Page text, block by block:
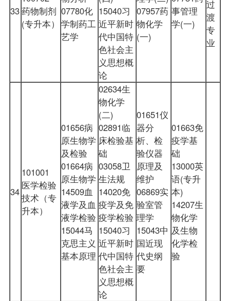
33药物制剂
(专升本）
07780化
学制药工
艺学
15040习
近平新时
代中国特
色社会主
义思想概
论
07957药
物化学
(一)
事管理
学(一)
过
渡
专
业
34
101001
医学检验
技术（专
升本）
01656病
原生物学
及检验
01664病
原生物学
14509血
液学及血
液学检验
15044马
克思主义
基本原理
02634生
物化学
(二)
02891临
床检验基
础
03058卫
生法规
14020免
疫学及免
疫学检验
15040习
近平新时
代中国特
色社会主
义思想概
论
01651仪
器分
析、检
验仪器
原理及
维护
06869实
验室管
理学
15043中
国近现
代史纲
要
01663免
疫学基
础
13000英
语(专升
本)
14207生
物化学
及生物
化学检
验